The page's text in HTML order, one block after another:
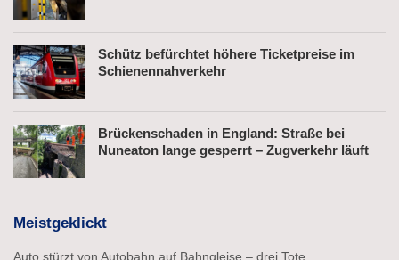
Schütz befürchtet höhere Ticketpreise im
Schienennahverkehr
Brückenschaden in England: Straße bei
Nuneaton lange gesperrt – Zugverkehr läuft
Meistgeklickt
Auto stürzt von Autobahn auf Bahngleise – drei Tote